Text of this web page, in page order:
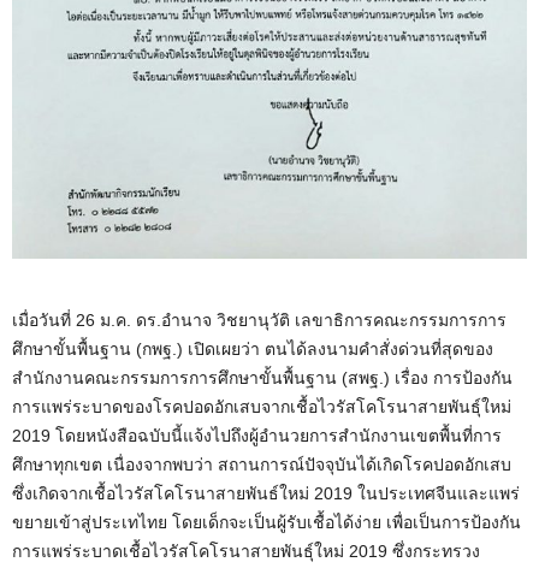
เมื่อวันที่ 26 ม.ค. ดร.อำนาจ วิชยานุวัติ เลขาธิการคณะกรรมการการ
ศึกษาขั้นพื้นฐาน (กพฐ.) เปิดเผยว่า ตนได้ลงนามคำสั่งด่วนที่สุดของ
สำนักงานคณะกรรมการการศึกษาขั้นพื้นฐาน (สพฐ.) เรื่อง การป้องกัน
การแพร่ระบาดของโรคปอดอักเสบจากเชื้อไวรัสโคโรนาสายพันธุ์ใหม่
2019 โดยหนังสือฉบับนี้แจ้งไปถึงผู้อำนวยการสำนักงานเขตพื้นที่การ
ศึกษาทุกเขต เนื่องจากพบว่า สถานการณ์ปัจจุบันได้เกิดโรคปอดอักเสบ
ซึ่งเกิดจากเชื้อไวรัสโคโรนาสายพันธ์ใหม่ 2019 ในประเทศจีนและแพร่
ขยายเข้าสู่ประเทไทย โดยเด็กจะเป็นผู้รับเชื้อได้ง่าย เพื่อเป็นการป้องกัน
การแพร่ระบาดเชื้อไวรัสโคโรนาสายพันธุ์ใหม่ 2019 ซึ่งกระทรวง